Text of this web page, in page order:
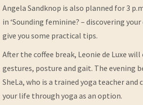
Angela Sandknop is also planned for 3
in ‘Sounding feminine? – discovering your
give you some practical tips.
After the coffee break, Leonie de Luxe
gestures, posture and gait. The evening
SheLa, who is a trained yoga teacher
your life through yoga as an option.